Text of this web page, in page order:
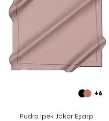
+6
Pudra İpek Jakar Eşarp